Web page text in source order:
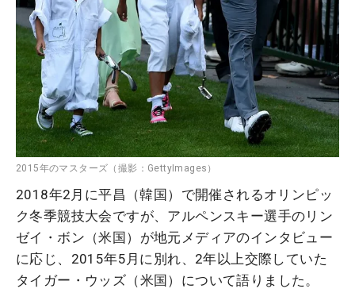
2015年のマスターズ（撮影：GettyImages）
2018年2月に平昌（韓国）で開催されるオリンピッ
ク冬季競技大会ですが、アルペンスキー選手のリン
ゼイ・ボン（米国）が地元メディアのインタビュー
に応じ、2015年5月に別れ、2年以上交際していた
タイガー・ウッズ（米国）について語りました。